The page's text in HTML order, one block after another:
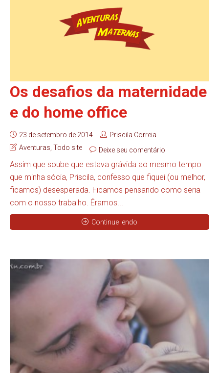
Os desafios da maternidade
e do home office
23 de setembro de 2014
Priscila Correia
Aventuras Todo site Deixe seu comentário
Assim que soube que estava grávida ao mesmo tempo
que minha sócia, Priscila, confesso que fiquei (ou melhor,
ficamos) desesperada. Ficamos pensando como seria
com o nosso trabalho. Éramos...
Continue lendo